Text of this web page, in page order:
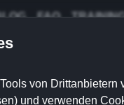
FAQ
von
und verwenden